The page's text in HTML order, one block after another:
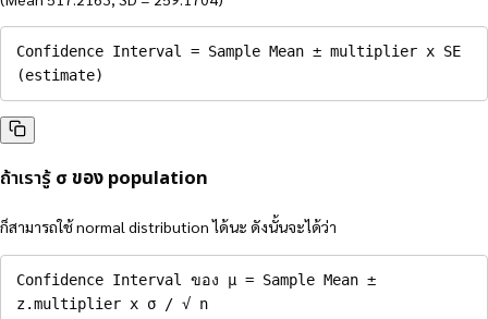
Confidence Interval = Sample Mean ± multiplier x SE
(estimate)
ถ้าเรารู้σ ของ population
ก็สามารถใช้ normal distribution ได้นะ ดังนั้นจะได้ว่า
Confidence Interval ของ µ = Sample Mean ±
z.multiplier x σ / √ n